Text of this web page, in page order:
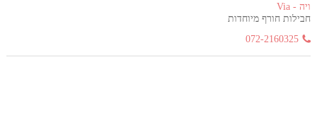
ויה - Via
חבילות חורף מיוחדות
072-2160325